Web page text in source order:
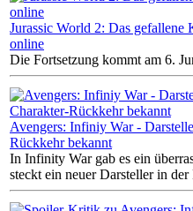
Jurassic World 2: Das
online
Die Fortsetzung kommt am 6.
Avengers: Infiniy War -
Rückkehr bekannt
In Infinity War gab es ein
steckt ein neuer Darsteller in der